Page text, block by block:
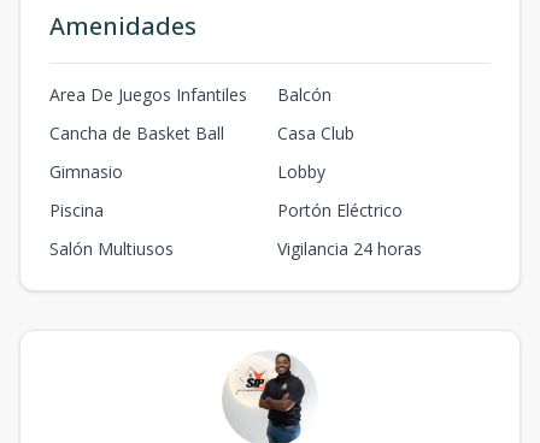
Amenidades
Area De Juegos Infantiles
Balcón
Cancha de Basket Ball
Casa Club
Gimnasio
Lobby
Piscina
Portón Eléctrico
Salón Multiusos
Vigilancia 24 horas